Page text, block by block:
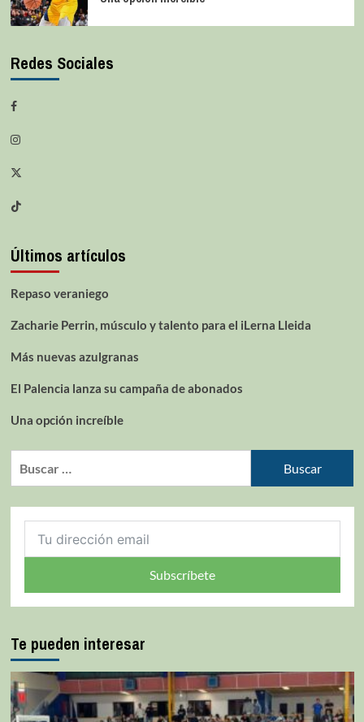
Redes Sociales
Últimos artículos
Repaso veraniego
Zacharie Perrin, músculo y talento para el iLerna Lleida
Más nuevas azulgranas
El Palencia lanza su campaña de abonados
Una opción increíble
Subscríbete
Te pueden interesar